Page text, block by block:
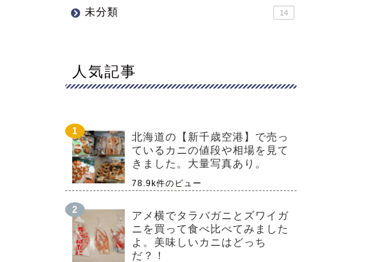
未分類 14
人気記事
北海道の【新千歳空港】で売っ
ているカニの値段や相場を見て
きました。大量写真あり。
78.9k件のビュー
アメ横でタラバガニとズワイガ
ニを買って食べ比べてみました
よ。美味しいカニはどっち
だ？！